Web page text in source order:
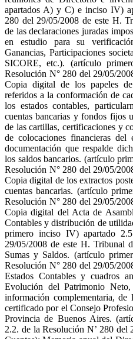
apartados A) y C) e inciso IV)
280 del 29/05/2008 de este H.
de las declaraciones juradas
en estudio para su
Ganancias, Participaciones
SICORE, etc.). (artículo
Resolución N° 280 del 29/05/
Copia digital de los papeles
referidos a la conformación de
los estados contables,
cuentas bancarias y fondos fijos
de las cartillas, certificaciones y
de colocaciones financieras
documentación que respalde
los saldos bancarios. (artículo
Resolución N° 280 del 29/05/
Copia digital de los extractos
cuentas bancarias. (artículo
Resolución N° 280 del 29/05/
Copia digital del Acta de
Contables y distribución de
primero inciso IV) apartado
29/05/2008 de este H. Tribunal
Sumas y Saldos. (artículo
Resolución N° 280 del 29/05/
Estados Contables y cuadros
Evolución del Patrimonio
información complementaria,
certificado por el Consejo
Provincia de Buenos Aires.
2.2. de la Resolución N’ 280 del